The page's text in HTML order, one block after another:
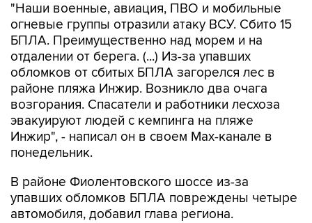
"Наши военные, авиация, ПВО и мобильные
огневые группы отразили атаку ВСУ. Сбито 15
БПЛА. Преимущественно над морем и на
отдалении от берега. (...) Из-за упавших
обломков от сбитых БПЛА загорелся лес в
районе пляжа Инжир. Возникло два очага
возгорания. Спасатели и работники лесхоза
эвакуируют людей с кемпинга на пляже
Инжир", - написал он в своем Мах-канале в
понедельник.
В районе Фиолентовского шоссе из-за
упавших обломков БПЛА повреждены четыре
автомобиля, добавил глава региона.